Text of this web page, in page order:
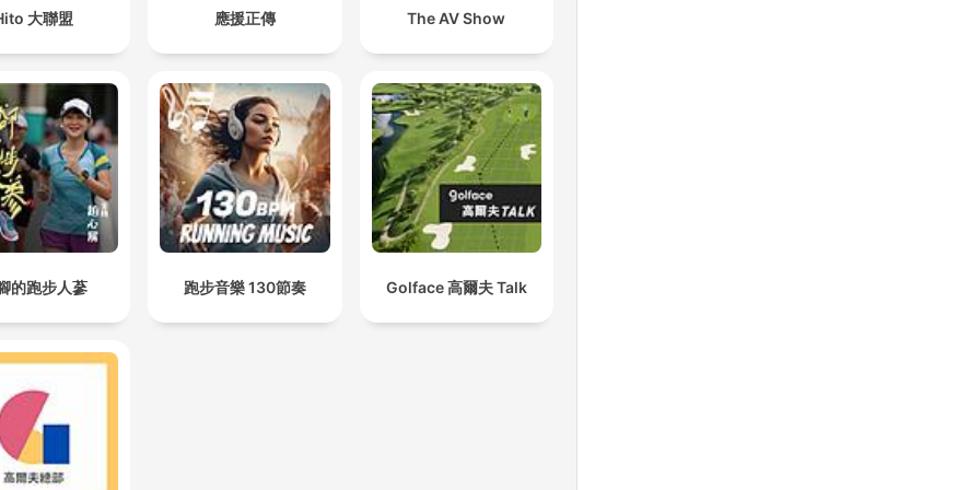
大聯盟 應援正傳 The AV Show
的跑步人蔘 跑步音樂 130節奏 Golface 高爾夫 Talk